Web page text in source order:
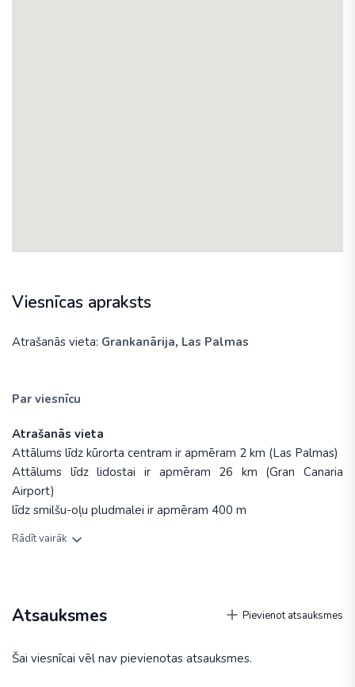
Viesnīcas apraksts
Atrašanās vieta: Grankanārija, Las Palmas
Par viesnīcu
Atrašanās vieta
Attālums līdz kūrorta centram ir apmēram 2 km (Las Palmas)
Attālums līdz lidostai ir apmēram 26 km (Gran Canaria
Airport)
līdz smilšu-oļu pludmalei ir apmēram 400 m
Rādīt vairāk
Atsauksmes Pievienot atsauksmes
Šai viesnīcai vēl nav pievienotas atsauksmes.